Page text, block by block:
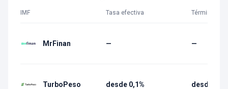
IMF Tasa efectiva Término
MrFinan — —
TurboPeso desde 0,1% desde 7